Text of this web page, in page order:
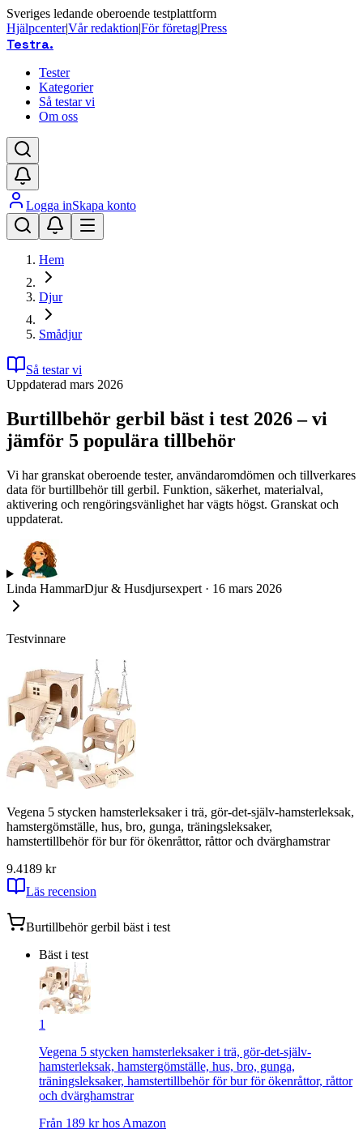
Sveriges ledande oberoende testplattform
Hjälpcenter|Vår redaktion|För företag|Press
Testra.
Tester
Kategorier
Så testar vi
Om oss
Logga inSkapa konto
Hem
Djur
Smådjur
Så testar vi
Uppdaterad mars 2026
Burtillbehör gerbil bäst i test 2026 – vi
jämför 5 populära tillbehör
Vi har granskat oberoende tester, användaromdömen och tillverkares
data för burtillbehör till gerbil. Funktion, säkerhet, materialval,
aktivering och rengöringsvänlighet har vägts högst. Granskat och
uppdaterat.
Linda HammarDjur & Husdjursexpert · 16 mars 2026
Testvinnare
Vegena 5 stycken hamsterleksaker i trä, gör-det-själv-hamsterleksak,
hamstergömställe, hus, bro, gunga, träningsleksaker,
hamstertillbehör för bur för ökenråttor, råttor och dvärghamstrar
9.4189 kr
Läs recension
Burtillbehör gerbil bäst i test
Bäst i test
1
Vegena 5 stycken hamsterleksaker i trä, gör-det-själv-
hamsterleksak, hamstergömställe, hus, bro, gunga,
träningsleksaker, hamstertillbehör för bur för ökenråttor, råttor
och dvärghamstrar
Från 189 kr hos Amazon